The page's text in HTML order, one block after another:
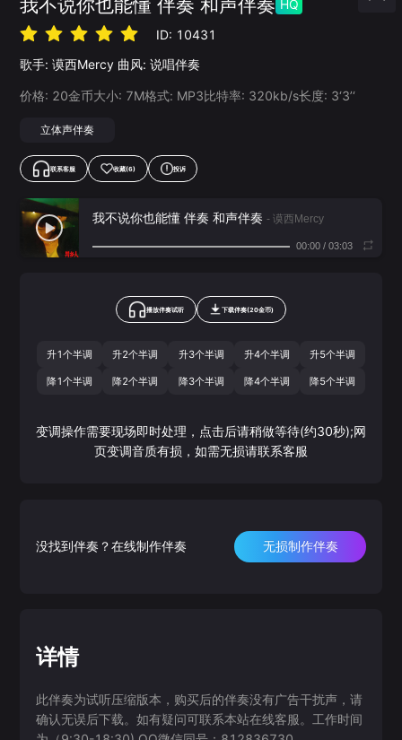
我不说你也能懂 伴奏 和声伴奏 HQ
ID: 10431
歌手: 谟西Mercy 曲风: 说唱伴奏
价格: 20金币大小: 7M格式: MP3比特率: 320kb/s长度: 3‘3’‘
立体声伴奏
联系客服 收藏(6) 投诉
我不说你也能懂 伴奏 和声伴奏 - 谟西Mercy
00:00/ 03:03
播放伴奏试听 下载伴奏(20金币)
升1个半调 升2个半调 升3个半调 升4个半调 升5个半调
降1个半调 降2个半调 降3个半调 降4个半调 降5个半调
变调操作需要现场即时处理，点击后请稍做等待(约30秒);网
页变调音质有损，如需无损请联系客服
没找到伴奏？在线制作伴奏 无损制作伴奏
详情
此伴奏为试听压缩版本，购买后的伴奏没有广告干扰声，请
确认无误后下载。如有疑问可联系本站在线客服。工作时间